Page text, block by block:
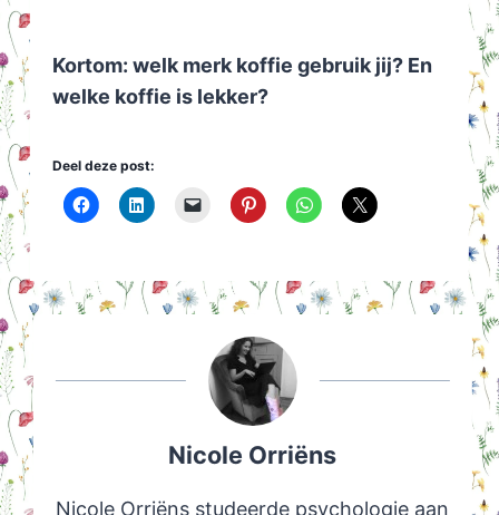
Kortom: welk merk koffie gebruik jij? En
welke koffie is lekker?
Deel deze post:
Nicole Orriëns
Nicole Orriëns studeerde psychologie aan